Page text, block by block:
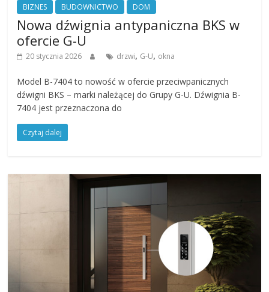
BIZNES BUDOWNICTWO DOM
Nowa dźwignia antypaniczna BKS w
ofercie G-U
20 stycznia 2026 drzwi, G-U, okna
Model B-7404 to nowość w ofercie przeciwpanicznych
dźwigni BKS – marki należącej do Grupy G-U. Dźwignia B-
7404 jest przeznaczona do
Czytaj dalej